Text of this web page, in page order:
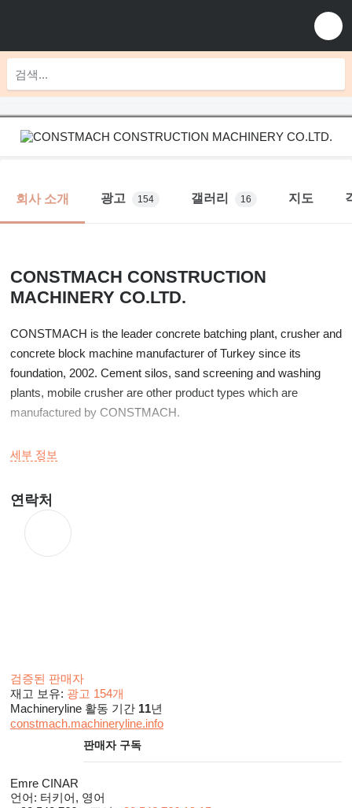
회사 소개 광고 154 갤러리 16 지도
CONSTMACH CONSTRUCTION
MACHINERY CO.LTD.
CONSTMACH is the leader concrete batching plant, crusher and
concrete block machine manufacturer of Turkey since its
foundation, 2002. Cement silos, sand screening and washing
plants, mobile crusher are other product types which are
manufactured by CONSTMACH.
CONSTMACH manufactures its products at its factory which is
Our products are exported to over fifty countries on five
continents. USA, France, Spain, Canada, Mexico, Holland,
Switzerland, Poland Ukraine, Bulgaria, North Macedonia,
Our main target is always manufacturing the plants and
machinery which fully satisfy our clients’ needs and to maintain
the reliability of our company name. Customer satisfaction is the
most important business criteria for our company.
CONSTMACH is a customer-focused, team-centered and
세부 정보
연락처
검증된 판매자
재고 보유: 광고 154개
Machineryline 활동 기간 11년
constmach.machineryline.info
판매자 구독
Emre CINAR
언어: 터키어, 영어